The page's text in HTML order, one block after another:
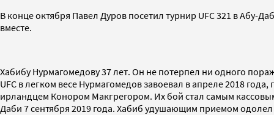
В конце октября Павел Дуров посетил турнир UFC 321 в Абу-
вместе.
Хабибу Нурмагомедову 37 лет. Он не потерпел ни одного
UFC в легком весе Нурмагомедов завоевал в апреле 2018
ирландцем Конором Макгрегором. Их бой стал самым
Даби 7 сентября 2019 года. Хабиб удушающим приемом